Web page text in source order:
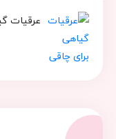
عرقیات